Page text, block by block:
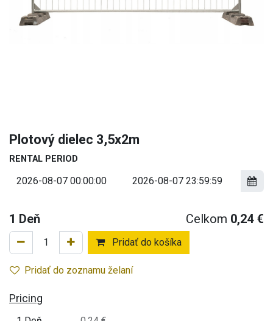
Plotový dielec 3,5x2m
RENTAL PERIOD
1 Deň Celkom 0,24€
Pridať do košíka
Pridať do zoznamu želaní
Pricing